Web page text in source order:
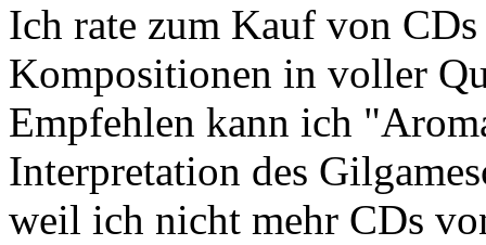
Ich rate zum Kauf von
Kompositionen in voller
Empfehlen kann ich
Interpretation des
weil ich nicht mehr CDs